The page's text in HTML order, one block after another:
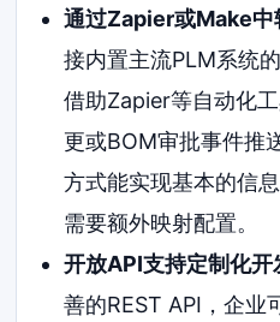
通过Zapier或Make中
接内置主流PLM系统
借助Zapier等自动化
更或BOM审批事件推
方式能实现基本的信
需要额外映射配置。
开放API支持定制化开
善的REST API，企业